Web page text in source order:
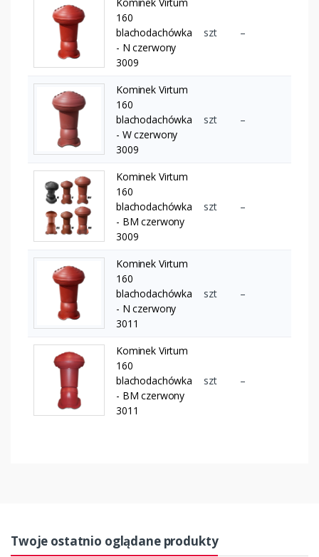
160
blachodachówka
- N czerwony
3009
szt –
Kominek Virtum
160
blachodachówka
- W czerwony
3009
szt –
Kominek Virtum
160
blachodachówka
- BM czerwony
3009
szt –
Kominek Virtum
160
blachodachówka
- N czerwony
3011
szt –
Kominek Virtum
160
blachodachówka
- BM czerwony
3011
szt –
Twoje ostatnio oglądane produkty